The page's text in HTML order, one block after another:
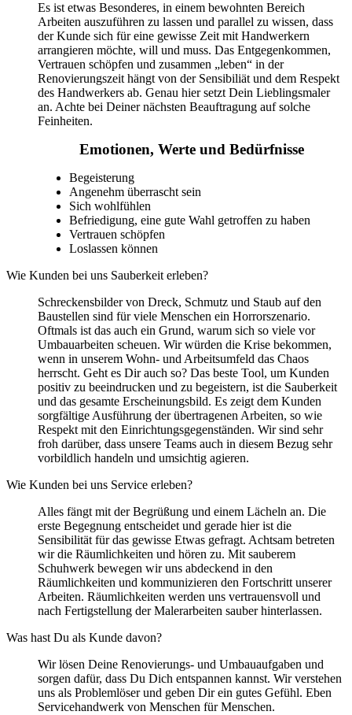
Es ist etwas Besonderes, in einem bewohnten Bereich
Arbeiten auszuführen zu lassen und parallel zu wissen, dass
der Kunde sich für eine gewisse Zeit mit Handwerkern
arrangieren möchte, will und muss. Das Entgegenkommen,
Vertrauen schöpfen und zusammen „leben“ in der
Renovierungszeit hängt von der Sensibiliät und dem Respekt
des Handwerkers ab. Genau hier setzt Dein Lieblingsmaler
an. Achte bei Deiner nächsten Beauftragung auf solche
Feinheiten.
Emotionen, Werte und Bedürfnisse
Begeisterung
Angenehm überrascht sein
Sich wohlfühlen
Befriedigung, eine gute Wahl getroffen zu haben
Vertrauen schöpfen
Loslassen können
Wie Kunden bei uns Sauberkeit erleben?
Schreckensbilder von Dreck, Schmutz und Staub auf den
Baustellen sind für viele Menschen ein Horrorszenario.
Oftmals ist das auch ein Grund, warum sich so viele vor
Umbauarbeiten scheuen. Wir würden die Krise bekommen,
wenn in unserem Wohn- und Arbeitsumfeld das Chaos
herrscht. Geht es Dir auch so? Das beste Tool, um Kunden
positiv zu beeindrucken und zu begeistern, ist die Sauberkeit
und das gesamte Erscheinungsbild. Es zeigt dem Kunden
sorgfältige Ausführung der übertragenen Arbeiten, so wie
Respekt mit den Einrichtungsgegenständen. Wir sind sehr
froh darüber, dass unsere Teams auch in diesem Bezug sehr
vorbildlich handeln und umsichtig agieren.
Wie Kunden bei uns Service erleben?
Alles fängt mit der Begrüßung und einem Lächeln an. Die
erste Begegnung entscheidet und gerade hier ist die
Sensibilität für das gewisse Etwas gefragt. Achtsam betreten
wir die Räumlichkeiten und hören zu. Mit sauberem
Schuhwerk bewegen wir uns abdeckend in den
Räumlichkeiten und kommunizieren den Fortschritt unserer
Arbeiten. Räumlichkeiten werden uns vertrauensvoll und
nach Fertigstellung der Malerarbeiten sauber hinterlassen.
Was hast Du als Kunde davon?
Wir lösen Deine Renovierungs- und Umbauaufgaben und
sorgen dafür, dass Du Dich entspannen kannst. Wir verstehen
uns als Problemlöser und geben Dir ein gutes Gefühl. Eben
Servicehandwerk von Menschen für Menschen.